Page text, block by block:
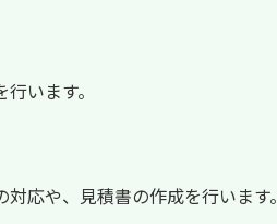
います。
応や、見積書の作成を行います。